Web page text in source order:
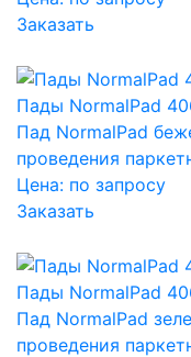
Заказать
Пады NormalPad
Пад NormalPad
проведения
Цена: по запросу
Заказать
Пады NormalPad
Пад NormalPad
проведения